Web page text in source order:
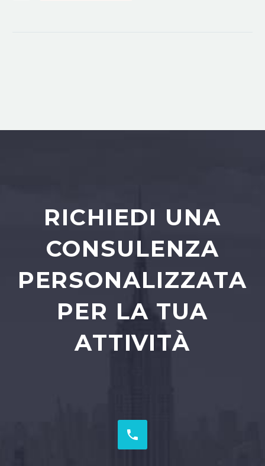
RICHIEDI UNA
CONSULENZA
PERSONALIZZATA
PER LA TUA
ATTIVITÀ

